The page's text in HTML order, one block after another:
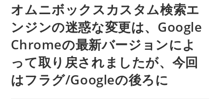
オムニボックスカスタム検索エ
ンジンの迷惑な変更は、Google
Chromeの最新バージョンによ
って取り戻されましたが、今回
はフラグ/Googleの後ろに